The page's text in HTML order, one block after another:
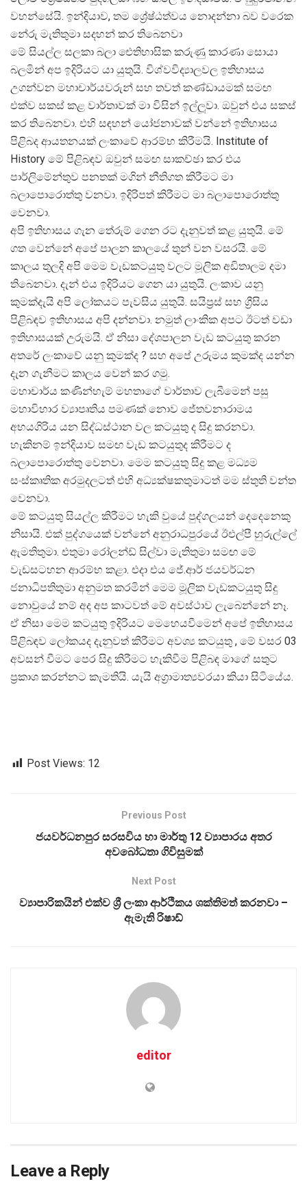
වහන්සේයි. ඉන්දියාව, තම ශ්‍රේෂ්ඨත්වය නොදන්නා බව වරෙක
නේරු මැතිතුමා සදහන් කර තිබෙනවා
මේ සියල්ල සලකා බලා ඓතිහාසික කරුණු කාරණා සොයා
බලමින් අප ඉදිරියට යා යුතුයි. විශ්වවිද්‍යාලවල ඉතිහාසය
උගන්වන මහාචාර්යවරුන් සහ තවත් කණ්ඩායමක් සමඟ
එක්ව සකස් කළ වාර්තාවක් මා විසින් ඉල්ලූවා. ඔවුන් එය සකස්
කර තිබෙනවා. එහි සඳහන් යෝජනාවක් වන්නේ ඉතිහාසය
පිළිබද ආයතනයක් ලංකාවේ ආරම්භ කිරීමයි. Institute of
History මේ පිළිබඳව ඔවුන් සමඟ සාකච්ඡා කර එය
පාර්ලිමේන්තුව පනතක් මගින් නීතිගත කිරීමට මා
බලාපොරොත්තු වනවා. ඉදිරිපත් කිරීමට මා බලාපොරොත්තු
වෙනවා.
අපි ඉතිහාසය ගැන තේරුම් ගෙන රට දැනුවත් කළ යුතුයි. මේ
ගත වෙන්නේ අපේ පාලන කාලයේ තුන් වන වසරයි. මේ
කාලය තුලදි අපි මෙම වැඩකටයුතු වලට මූලික අඩිතාලම දමා
තිබෙනවා. දැන් එය ඉදිරියට ගෙන යා යුතුයි. ලංකාව යනු
කුමක්දැයි අපි ලෝකයට පැවසිය යුතුයි. සයිප්‍රස් සහ ග්‍රීසිය
පිළිබඳව ඉතිහාසය අපි දන්නවා. නමුත් ලාංකික අපට ඊටත් වඩා
ඉතිහාසයක් උරුමයි. ඒ නිසා දේශපාලන වැඩ කටයුතු කරන
අතරේ ලංකාවේ යනු කුමක්ද ? සහ අපේ උරුමය කුමක්ද යන්න
දැන ගැනීමට කාලය වෙන් කර ගමු.
මහාචාර්ය කණින්හැම් මහතාගේ වාර්තාව ලැබීමෙන් පසු
මහාවිහාර ව්‍යාපෘතිය පමණක් නොව ජේතවනාරාමය
අභයගිරිය යන සිද්ධස්ථාන වල කටයුතු ද සිදු කරනවා.
හැකිනම් ඉන්දියාව සමඟ වැඩ කටයුතුද කිරීමට ද
බලාපොරොත්තු වෙනවා. මෙම කටයුතු සිදු කළ මධ්‍යම
සංස්කෘතික අරමුදලටත් එහි අධ්‍යක්ෂකතුමාටත් මම ස්තුති වන්ත
වෙනවා.
මේ කටයුතු සියල්ල කිරීමට හැකි වුයේ පුද්ගලයන් දෙදෙනෙකු
නිසායි. එක් පුද්ගයෙක් වන්නේ අනුරාධපුරයේ ඊඑල්පී හුරුල්ලේ
ඇමතිතුමා. එතුමා රෝලන්ඩ් සිල්වා මැතිතුමා සමඟ මේ
වැඩසටහන ආරම්භ කළා. එදා එය ජේ.ආර් ජයවර්ධන
ජනාධිපතිතුමා අනුමත කරමින් මෙම මූලික වැඩකටයුතු සිදු
නොවුයේ නම් අද අප කාටවත් මේ අවස්ථාව ලැබෙන්නේ නෑ.
ඒ නිසා මෙම කටයුතු ඉදිරියට මෙහෙයවීමෙන් අපේ ඉතිහාසය
පිළිබඳව ලෝකයද දැනුවත් කිරීමට අවශ්‍ය කටයුතු , මේ වසර 03
අවසන් වීමට පෙර සිදු කිරීමට හැකිවීම පිළිබඳ මාගේ සතුට
ප්‍රකාශ කරන්නට කැමතියි. යැයි අග්‍රාමාත්‍යවරයා කියා සිටියේය.
Post Views: 12
Previous Post
ජයවර්ධනපුර සරසවිය හා මාර්තු 12 ව්‍යාපාරය අතර
අවබෝධතා ගිවිසුමක්
Next Post
ව්‍යාපාරිකයින් එක්ව ශ්‍රී ලංකා ආර්ථිකය ශක්තිමත් කරනවා –
ඇමැති රිෂාඩ්
editor
Leave a Reply